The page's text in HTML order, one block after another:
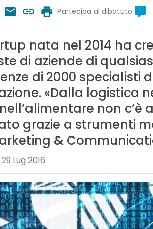
Partecipa al dibattito
nata nel 2014 ha
di aziende di
di 2000 specialisti
«Dalla logistica
non c’è
grazie a strumenti
&
Lug 2016